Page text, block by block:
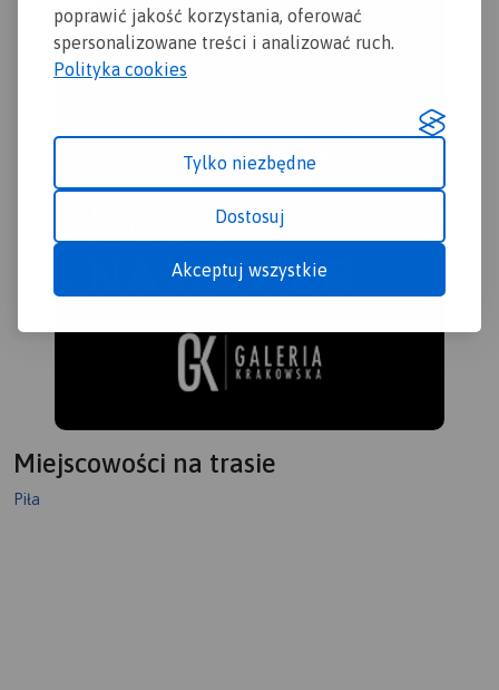
poprawić jakość korzystania, oferować
spersonalizowane treści i analizować ruch.
Polityka cookies
Tylko niezbędne
Dostosuj
Akceptuj wszystkie
Miejscowości na trasie
Piła